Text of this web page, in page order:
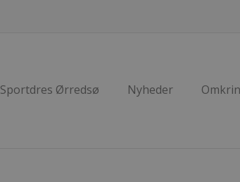
Sportdres Ørredsø Nyheder